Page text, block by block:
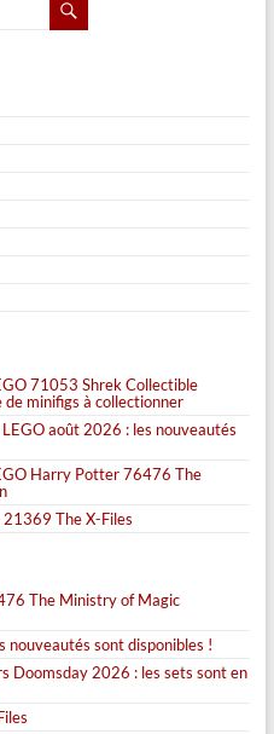
71053 Shrek Collectible
de minifigs à collectionner
LEGO août 2026 : les nouveautés
Harry Potter 76476 The
21369 The X-Files
The Ministry of Magic
nouveautés sont disponibles !
Doomsday 2026 : les sets sont en